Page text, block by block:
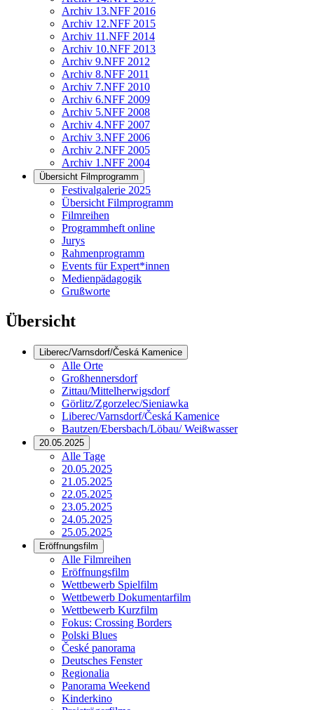
Archiv 13.NFF 2016
Archiv 12.NFF 2015
Archiv 11.NFF 2014
Archiv 10.NFF 2013
Archiv 9.NFF 2012
Archiv 8.NFF 2011
Archiv 7.NFF 2010
Archiv 6.NFF 2009
Archiv 5.NFF 2008
Archiv 4.NFF 2007
Archiv 3.NFF 2006
Archiv 2.NFF 2005
Archiv 1.NFF 2004
Übersicht Filmprogramm
Festivalgalerie 2025
Übersicht Filmprogramm
Filmreihen
Programmheft online
Jurys
Rahmenprogramm
Events für Expert*innen
Medienpädagogik
Grußworte
Übersicht
Liberec/Varnsdorf/Česká Kamenice
Alle Orte
Großhennersdorf
Zittau/Mittelherwigsdorf
Görlitz/Zgorzelec/Sieniawka
Liberec/Varnsdorf/Česká Kamenice
Bautzen/Ebersbach/Löbau/ Weißwasser
20.05.2025
Alle Tage
20.05.2025
21.05.2025
22.05.2025
23.05.2025
24.05.2025
25.05.2025
Eröffnungsfilm
Alle Filmreihen
Eröffnungsfilm
Wettbewerb Spielfilm
Wettbewerb Dokumentarfilm
Wettbewerb Kurzfilm
Fokus: Crossing Borders
Polski Blues
České panorama
Deutsches Fenster
Regionalia
Panorama Weekend
Kinderkino